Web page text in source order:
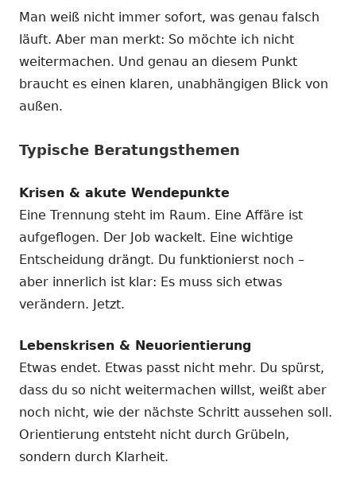
Man weiß nicht immer sofort, was genau falsch
läuft. Aber man merkt: So möchte ich nicht
weitermachen. Und genau an diesem Punkt
braucht es einen klaren, unabhängigen Blick von
außen.
Typische Beratungsthemen
Krisen & akute Wendepunkte
Eine Trennung steht im Raum. Eine Affäre ist
aufgeflogen. Der Job wackelt. Eine wichtige
Entscheidung drängt. Du funktionierst noch –
aber innerlich ist klar: Es muss sich etwas
verändern. Jetzt.
Lebenskrisen & Neuorientierung
Etwas endet. Etwas passt nicht mehr. Du spürst,
dass du so nicht weitermachen willst, weißt aber
noch nicht, wie der nächste Schritt aussehen soll.
Orientierung entsteht nicht durch Grübeln,
sondern durch Klarheit.